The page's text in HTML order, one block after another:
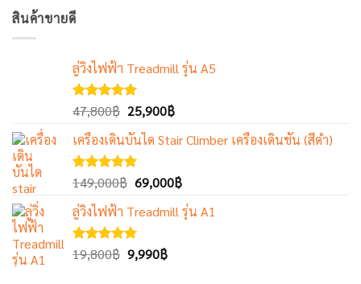
สินค้าขายดี
ลู่วิ่งไฟฟ้า Treadmill รุ่น A5
ให้คะแนน
5.00
ตั้งแต่
1-5
คะแนน
47,800฿ Original
was:
47,800฿.
25,900฿Current
is:
เครื่องเดินบันได Stair Climber เครื่องเดินชัน (สีดำ)
ให้คะแนน
ตั้งแต่
1-5
คะแนน
149,000฿ Original
was:
149,000฿.
69,000฿Current
is:
ลู่วิ่งไฟฟ้า Treadmill รุ่น A1
ให้คะแนน
5.00
ตั้งแต่
19,800฿ Original
9,990฿Current